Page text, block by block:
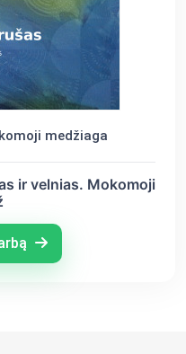
medžiaga
ir velnias. Mokomoji